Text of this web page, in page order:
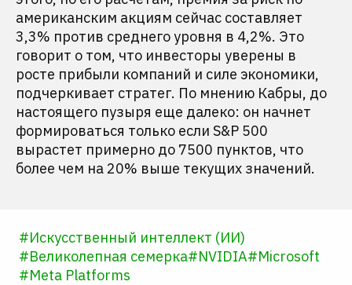
американским акциям сейчас составляет
3,3% против среднего уровня в 4,2%. Это
говорит о том, что инвесторы уверены в
росте прибыли компаний и силе экономики,
подчеркивает стратег. По мнению Кабры, до
настоящего пузыря еще далеко: он начнет
формироваться только если S&P 500
вырастет примерно до 7500 пунктов, что
более чем на 20% выше текущих значений.
#Искусственный интеллект (ИИ)
#Великолепная семерка#NVIDIA#Microsoft
#Meta Platforms